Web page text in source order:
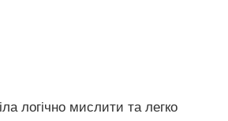
логічно мислити та легко